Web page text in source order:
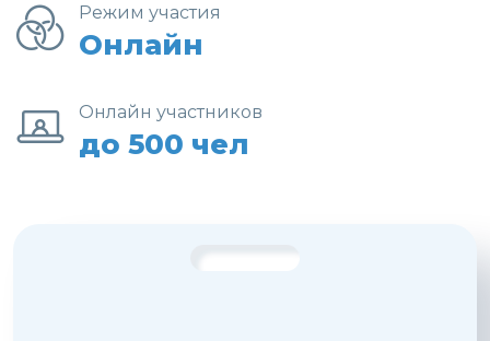
Режим участия
Онлайн
Онлайн участников
до 500 чел